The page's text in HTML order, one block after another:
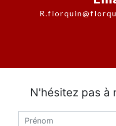
N'hésitez pas à